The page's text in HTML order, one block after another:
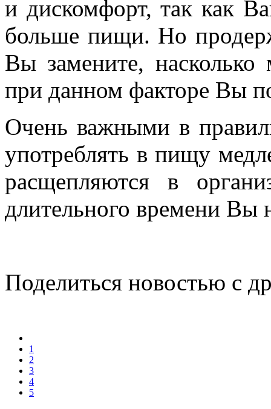
и дискомфорт, так как
больше пищи. Но
Вы замените,
при данном факторе Вы
Очень важными в
употреблять в пищу
расщепляются в
длительного времени Вы
Поделиться новостью с
1
2
3
4
5